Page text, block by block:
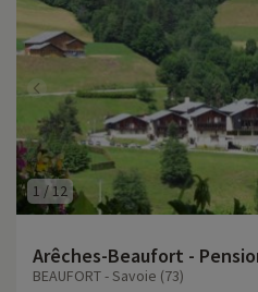
1 / 12
Arêches-Beaufort -
BEAUFORT - Savoie (73)